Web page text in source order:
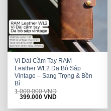
Ví Dài Cầm Tay RAM
Leather WL2 Da Bò Sáp
Vintage – Sang Trọng & Bền
Bỉ
1.000.000VND
Original
was:
399.000VNDCurrent
is: